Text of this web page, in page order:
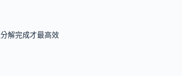
解完成才最高效